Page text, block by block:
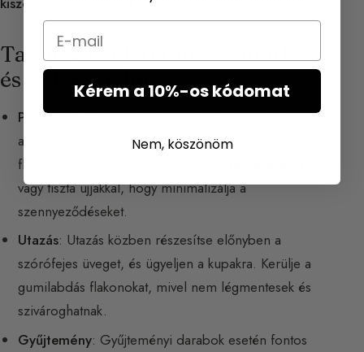
Tanácsok a Parfümkivonathoz
és az Utazáshoz
Parfümkivonat: Ha a beépített applikátorral viszi fel,
az érintkezik a bőrével, szennyeződéseket juttatva a
flakonba. Ezért vigye fel a kivonatot
vagy tiszta ujjakkal, hogy minimalizálja a
szennyeződéseket.
Utazás: Utazás közben részesítse előnyben a
szórófejes üveget, és ügyeljen a kupakra. Kerülje a
gumilabdás flakonokat, mivel nem légmentesek és
szivároghatnak.
Gyűjtemény: Gyűjteményi darabok esetén fontos
Email
Kérem a 10%-os kódomat
Nem, köszönöm